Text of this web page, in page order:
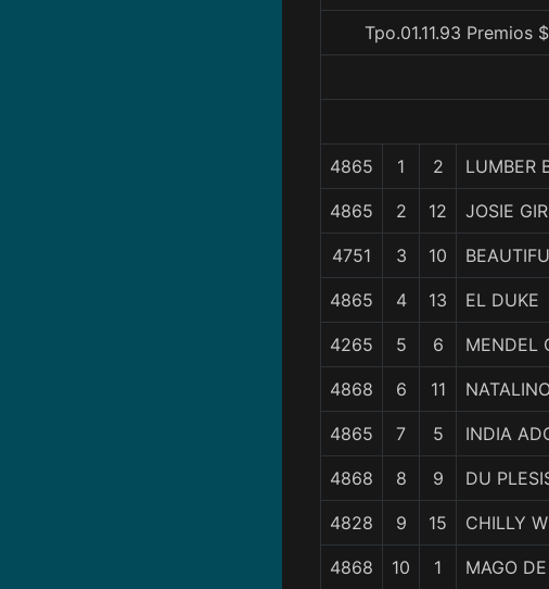
Tpo.01.11.93
4865 1 2 LUMBER
4865 2 12 JOSIE
4751 3 10
4865 4 13 EL DUKE
4265 5 6 MENDEL
4868 6 11
4865 7 5 INDIA
4868 8 9 DU
4828 9 15 CHILLY
4868 10 1 MAGO